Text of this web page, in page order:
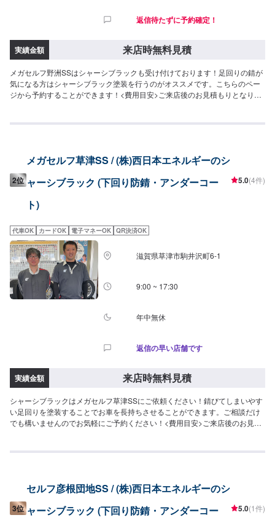
返信待たずに予約確定！
実績金額 来店時無料見積
メガセルフ野洲SSはシャーシブラックも受け付けております！足回りの錆が
気になる方はシャーシブラック塗装を行うのがオススメです。こちらのペー
ジから予約することができます！<費用目安>ご来店後のお見積もりとなりま
2位
メガセルフ草津SS / (株)西日本エネルギーのシ
ャーシブラック (下回り防錆・アンダーコー
ト)
5.0(4件)
代車OK カードOK 電子マネーOK QR決済OK
滋賀県草津市駒井沢町6-1
9:00 ~ 17:30
年中無休
返信の早い店舗です
実績金額 来店時無料見積
シャーシブラックはメガセルフ草津SSにご依頼ください！錆びてしまいやす
い足回りを塗装することでお車を長持ちさせることができます。ご相談だけ
でも構いませんのでお気軽にご予約ください！<費用目安>ご来店後のお見積
3位
セルフ彦根団地SS / (株)西日本エネルギーのシ
ャーシブラック (下回り防錆・アンダーコー
5.0(1件)